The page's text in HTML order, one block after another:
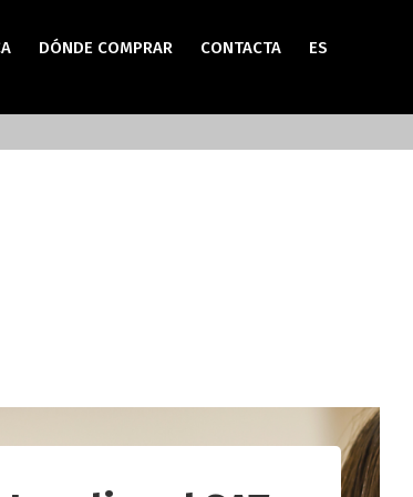
DÓNDE COMPRAR CONTACTA ES